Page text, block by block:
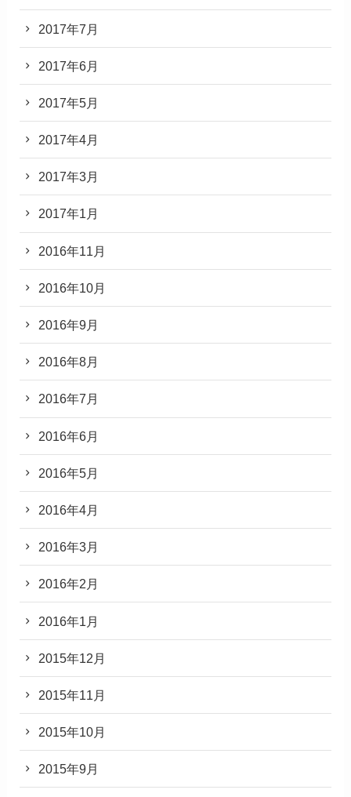
2017年7月
2017年6月
2017年5月
2017年4月
2017年3月
2017年1月
2016年11月
2016年10月
2016年9月
2016年8月
2016年7月
2016年6月
2016年5月
2016年4月
2016年3月
2016年2月
2016年1月
2015年12月
2015年11月
2015年10月
2015年9月